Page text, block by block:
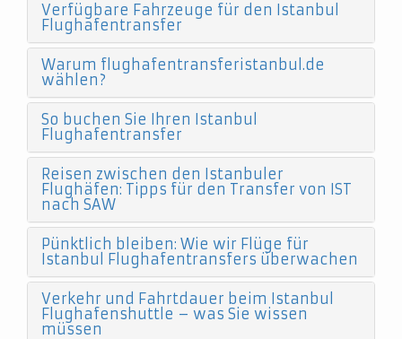
Verfügbare Fahrzeuge für den Istanbul
Flughafentransfer
Warum flughafentransferistanbul.de
wählen?
So buchen Sie Ihren Istanbul
Flughafentransfer
Reisen zwischen den Istanbuler
Flughäfen: Tipps für den Transfer von IST
nach SAW
Pünktlich bleiben: Wie wir Flüge für
Istanbul Flughafentransfers überwachen
Verkehr und Fahrtdauer beim Istanbul
Flughafenshuttle – was Sie wissen
müssen